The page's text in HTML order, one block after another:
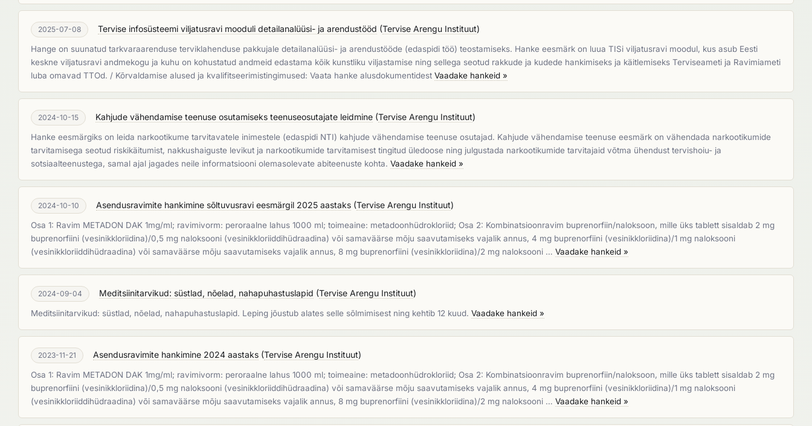
2025-07-08 Tervise infosüsteemi viljatusravi mooduli detailanalüüsi- ja arendustööd (Tervise Arengu Instituut)
Hange on suunatud tarkvaraarenduse terviklahenduse pakkujale detailanalüüsi- ja arendustööde (edaspidi töö) teostamiseks. Hanke eesmärk on luua TISi viljatusravi moodul, kus asub Eesti
keskne viljatusravi andmekogu ja kuhu on kohustatud andmeid edastama kõik kunstliku viljastamise ning sellega seotud rakkude ja kudede hankimiseks ja käitlemiseks Terviseameti ja Ravimiameti
luba omavad TTOd. / Kõrvaldamise alused ja kvalifitseerimistingimused: Vaata hanke alusdokumentidest Vaadake hankeid »
2024-10-15 Kahjude vähendamise teenuse osutamiseks teenuseosutajate leidmine (Tervise Arengu Instituut)
Hanke eesmärgiks on leida narkootikume tarvitavatele inimestele (edaspidi NTI) kahjude vähendamise teenuse osutajad. Kahjude vähendamise teenuse eesmärk on vähendada narkootikumide
tarvitamisega seotud riskikäitumist, nakkushaiguste levikut ja narkootikumide tarvitamisest tingitud üledoose ning julgustada narkootikumide tarvitajaid võtma ühendust tervishoiu- ja
sotsiaalteenustega, samal ajal jagades neile informatsiooni olemasolevate abiteenuste kohta. Vaadake hankeid »
2024-10-10 Asendusravimite hankimine sõltuvusravi eesmärgil 2025 aastaks (Tervise Arengu Instituut)
Osa 1: Ravim METADON DAK 1mg/ml; ravimivorm: peroraalne lahus 1000 ml; toimeaine: metadoonhüdrokloriid; Osa 2: Kombinatsioonravim buprenorfiin/naloksoon, mille üks tablett sisaldab 2 mg
buprenorfiini (vesinikkloriidina)/0,5 mg naloksooni (vesinikkloriiddihüdraadina) või samaväärse mõju saavutamiseks vajalik annus, 4 mg buprenorfiini (vesinikkloriidina)/1 mg naloksooni
(vesinikkloriiddihüdraadina) või samaväärse mõju saavutamiseks vajalik annus, 8 mg buprenorfiini (vesinikkloriidina)/2 mg naloksooni … Vaadake hankeid »
2024-09-04 Meditsiinitarvikud: süstlad, nõelad, nahapuhastuslapid (Tervise Arengu Instituut)
Meditsiinitarvikud: süstlad, nõelad, nahapuhastuslapid. Leping jõustub alates selle sõlmimisest ning kehtib 12 kuud. Vaadake hankeid »
2023-11-21 Asendusravimite hankimine 2024 aastaks (Tervise Arengu Instituut)
Osa 1: Ravim METADON DAK 1mg/ml; ravimivorm: peroraalne lahus 1000 ml; toimeaine: metadoonhüdrokloriid; Osa 2: Kombinatsioonravim buprenorfiin/naloksoon, mille üks tablett sisaldab 2 mg
buprenorfiini (vesinikkloriidina)/0,5 mg naloksooni (vesinikkloriiddihüdraadina) või samaväärse mõju saavutamiseks vajalik annus, 4 mg buprenorfiini (vesinikkloriidina)/1 mg naloksooni
(vesinikkloriiddihüdraadina) või samaväärse mõju saavutamiseks vajalik annus, 8 mg buprenorfiini (vesinikkloriidina)/2 mg naloksooni … Vaadake hankeid »